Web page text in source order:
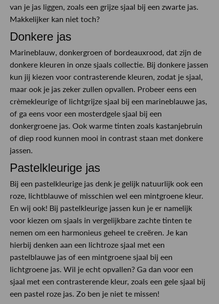
van je jas liggen, zoals een grijze sjaal bij een zwarte jas.
Makkelijker kan niet toch?
Donkere jas
Marineblauw, donkergroen of bordeauxrood, dat zijn de
donkere kleuren in onze sjaals collectie. Bij donkere jassen
kun jij kiezen voor contrasterende kleuren, zodat je sjaal,
maar ook je jas zeker zullen opvallen. Probeer eens een
crèmekleurige of lichtgrijze sjaal bij een marineblauwe jas,
of ga eens voor een mosterdgele sjaal bij een
donkergroene jas. Ook warme tinten zoals kastanjebruin
of diep rood kunnen mooi in contrast staan met donkere
jassen.
Pastelkleurige jas
Bij een pastelkleurige jas denk je gelijk natuurlijk ook een
roze, lichtblauwe of misschien wel een mintgroene kleur.
En wij ook! Bij pastelkleurige jassen kun je er namelijk
voor kiezen om sjaals in vergelijkbare zachte tinten te
nemen om een harmonieus geheel te creëren. Je kan
hierbij denken aan een lichtroze sjaal met een
pastelblauwe jas of een mintgroene sjaal bij een
lichtgroene jas. Wil je echt opvallen? Ga dan voor een
sjaal met een contrasterende kleur, zoals een gele sjaal bij
een pastel roze jas. Zo ben je niet te missen!